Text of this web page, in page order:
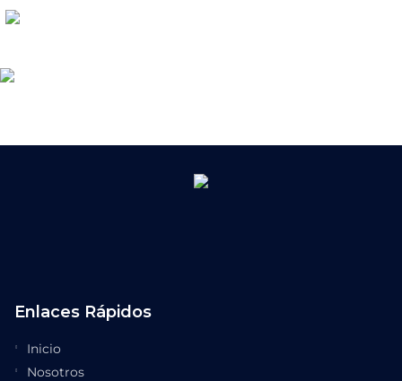
Enlaces Rápidos
Inicio
Nosotros